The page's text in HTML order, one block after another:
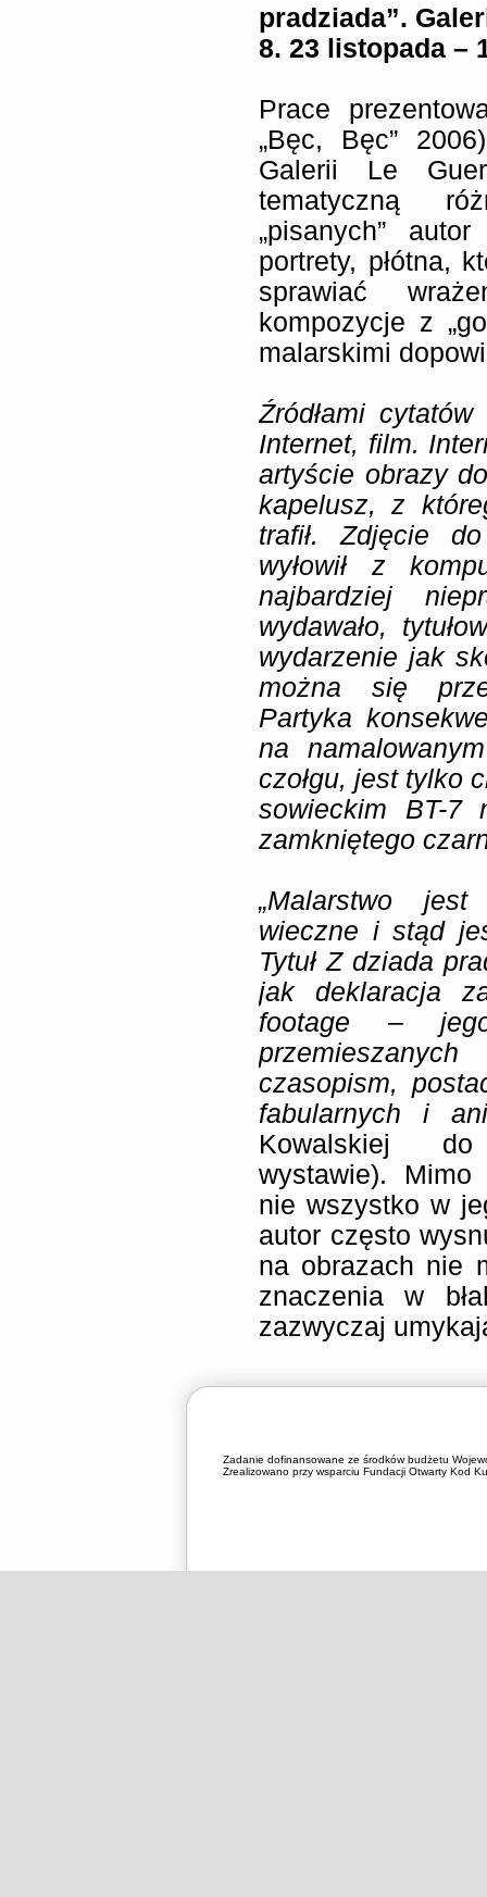
pradziada”.
8. 23 listopada –
Prace
„Bęc, Bęc”
Galerii Le
tematyczną
„pisanych”
portrety, płótna,
sprawiać
kompozycje z
malarskimi
Źródłami
Internet, film.
artyście obrazy
kapelusz, z
trafił. Zdjęcie
wyłowił z
najbardziej
wydawało,
wydarzenie jak
można się
Partyka
na
czołgu, jest tylko
sowieckim BT-7
zamkniętego
„Malarstwo
wieczne i stąd
Tytuł Z dziada
jak deklaracja
footage –
czasopism,
fabularnych i
Kowalskiej do
wystawie).
nie wszystko w
autor często
na obrazach nie
znaczenia w
zazwyczaj
Zadanie dofinansowane ze środków budżetu
Zrealizowano przy wsparciu Fundacji Otwarty Kod